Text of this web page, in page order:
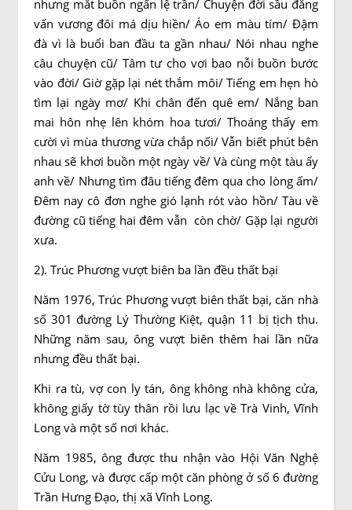
nhưng mắt buồn ngấn lệ trần/ Chuyện đời sầu đắng
vấn vương đôi má dịu hiền/ Áo em màu tím/ Đậm
đà vì là buổi ban đầu ta gần nhau/ Nói nhau nghe
câu chuyện cũ/ Tâm tư cho vơi bao nỗi buồn bước
vào đời/ Giờ gặp lại nét thắm môi/ Tiếng em hẹn hò
tìm lại ngày mơ/ Khi chân đến quê em/ Nắng ban
mai hôn nhẹ lên khóm hoa tươi/ Thoáng thấy em
cười vì mùa thương vừa chắp nối/ Vẫn biết phút bên
nhau sẽ khơi buồn một ngày về/ Và cùng một tàu ấy
anh về/ Nhưng tìm đâu tiếng đêm qua cho lòng ấm/
Đêm nay cô đơn nghe gió lạnh rót vào hồn/ Tàu về
đường cũ tiếng hai đêm vẫn còn chờ/ Gặp lại người
xưa.
2). Trúc Phương vượt biên ba lần đều thất bại
Năm 1976, Trúc Phương vượt biên thất bại, căn nhà
số 301 đường Lý Thường Kiệt, quận 11 bị tịch thu.
Những năm sau, ông vượt biên thêm hai lần nữa
nhưng đều thất bại.
Khi ra tù, vợ con ly tán, ông không nhà không cửa,
không giấy tờ tùy thân rồi lưu lạc về Trà Vinh, Vĩnh
Long và một số nơi khác.
Năm 1985, ông được thu nhận vào Hội Văn Nghệ
Cửu Long, và được cấp một căn phòng ở số 6 đường
Trần Hưng Đạo, thị xã Vĩnh Long.